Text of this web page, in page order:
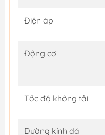
Điện áp
Động cơ
Tốc độ không tải
Đường kính đá